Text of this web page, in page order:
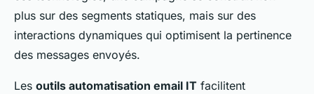
plus sur des segments statiques, mais sur des
interactions dynamiques qui optimisent la pertinence
des messages envoyés.
Les outils automatisation email IT facilitent